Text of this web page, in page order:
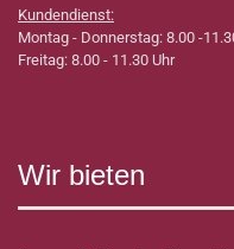
Kundendienst:
Montag - Donnerstag: 8.00 -
Freitag: 8.00 - 11.30 Uhr
Wir bieten